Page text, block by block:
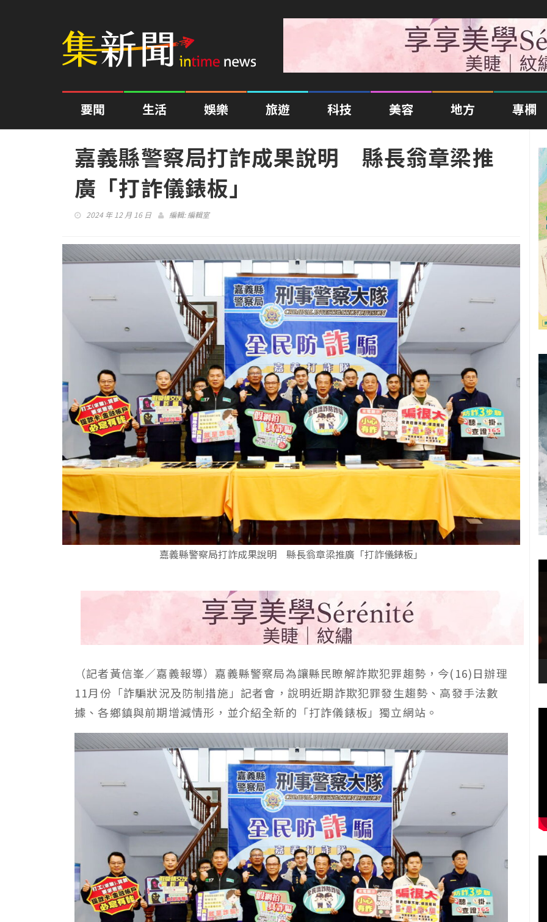
要聞 生活 娛樂 旅遊 科技 美容 地方 專欄
嘉義縣警察局打詐成果說明 縣長翁章梁推
廣「打詐儀錶板」
2024 年 12 月 16 日 編輯:編輯室
嘉義縣警察局打詐成果說明 縣長翁章梁推廣「打詐儀錶板」
（記者黃信峯／嘉義報導）嘉義縣警察局為讓縣民瞭解詐欺犯罪趨勢，今(16)日辦理
11月份「詐騙狀況及防制措施」記者會，說明近期詐欺犯罪發生趨勢、高發手法數
據、各鄉鎮與前期增減情形，並介紹全新的「打詐儀錶板」獨立網站。